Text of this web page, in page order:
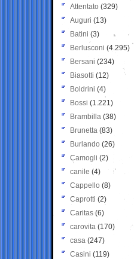
Attentato (329)
Auguri (13)
Batini (3)
Berlusconi (4.295)
Bersani (234)
Biasotti (12)
Boldrini (4)
Bossi (1.221)
Brambilla (38)
Brunetta (83)
Burlando (26)
Camogli (2)
canile (4)
Cappello (8)
Caprotti (2)
Caritas (6)
carovita (170)
casa (247)
Casini (119)